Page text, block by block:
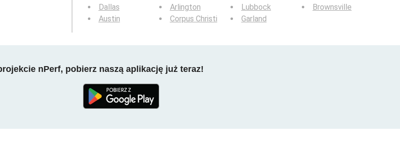
Dallas
Austin
Arlington
Corpus Christi
Lubbock
Garland
Brownsville
nPerf, pobierz naszą aplikację już teraz!